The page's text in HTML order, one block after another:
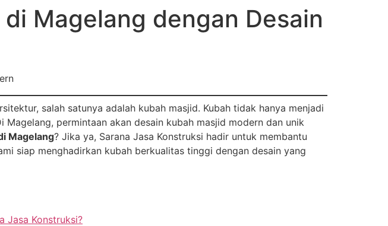
Magelang dengan Desain
salah satunya adalah kubah masjid. Kubah tidak hanya menjadi
permintaan akan desain kubah masjid modern dan unik
Magelang? Jika ya, Sarana Jasa Konstruksi hadir untuk membantu
siap menghadirkan kubah berkualitas tinggi dengan desain yang
Jasa Konstruksi?